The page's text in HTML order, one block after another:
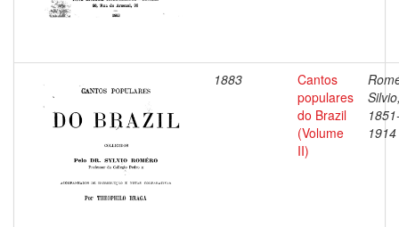
1883
Cantos
populares
do Brazil
(Volume
II)
1914